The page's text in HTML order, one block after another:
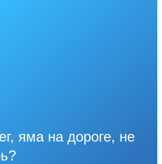
яма на дороге, не